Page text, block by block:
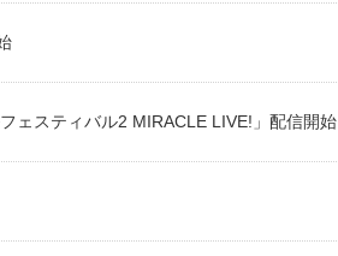
ェスティバル2 MIRACLE LIVE!」配信開始